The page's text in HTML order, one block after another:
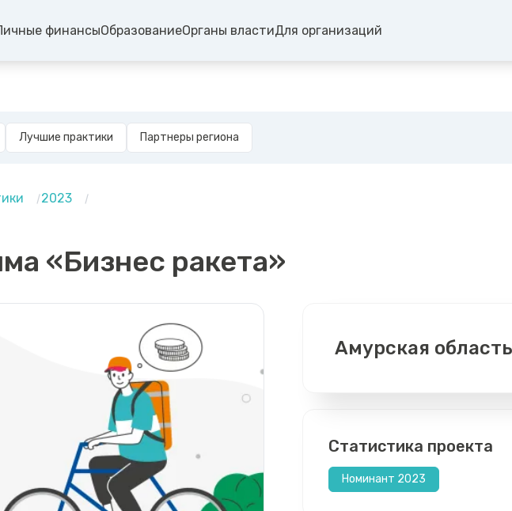
финансыОбразованиеОрганы властиДля организаций
Лучшие практики Партнеры региона
2023
«Бизнес ракета»
Амурская область
Статистика проекта
Номинант 2023